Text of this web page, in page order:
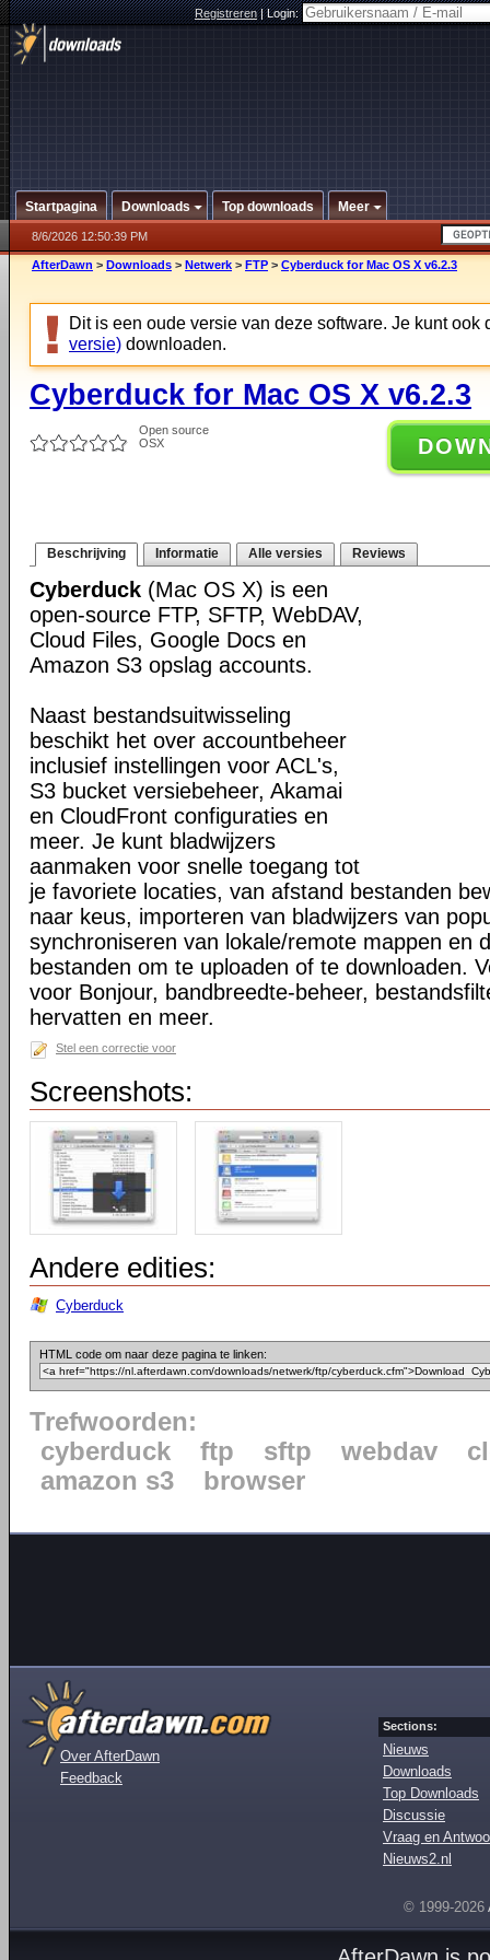
Registreren|Login:
Startpagina Downloads Top downloads Meer
8/6/2026 12:50:39 PM
AfterDawn > Downloads > Netwerk > FTP > Cyberduck for Mac OS X v6.2.3
Dit is een oude versie van deze software. Je kunt ook
versie) downloaden.
Cyberduck for Mac OS X v6.2.3
Open source
OSX
Beschrijving Informatie Alle versies Reviews
Cyberduck (Mac OS X) is een
open-source FTP, SFTP, WebDAV,
Cloud Files, Google Docs en
Amazon S3 opslag accounts.
Naast bestandsuitwisseling
beschikt het over accountbeheer
inclusief instellingen voor ACL's,
S3 bucket versiebeheer, Akamai
en CloudFront configuraties en
meer. Je kunt bladwijzers
aanmaken voor snelle toegang tot
je favoriete locaties, van afstand bestanden
naar keus, importeren van bladwijzers van
synchroniseren van lokale/remote mappen en
bestanden om te uploaden of te downloaden.
voor Bonjour, bandbreedte-beheer,
hervatten en meer.
Stel een correctie voor
Screenshots:
Andere edities:
Cyberduck
HTML code om naar deze pagina te linken:
Trefwoorden:
cyberduck
ftp sftp webdav
amazon s3
browser
Over AfterDawn
Feedback
Sections:
Nieuws
Downloads
Top Downloads
Discussie
Vraag en
Nieuws2.nl
© 1999-2026